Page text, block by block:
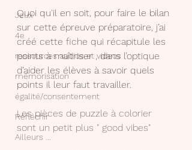
Jeux
4e
ressources audios et videos
mémorisation
égalité/consentement
Réfléchir
Ailleurs ...
Quoi qu'il en soit, pour faire le bilan
sur cette épreuve préparatoire, j’ai
créé cette fiche qui récapitule les
points à maîtriser , dans l’optique
d’aider les élèves à savoir quels
points il leur faut travailler.
Les pièces de puzzle à colorier
sont un petit plus " good vibes"